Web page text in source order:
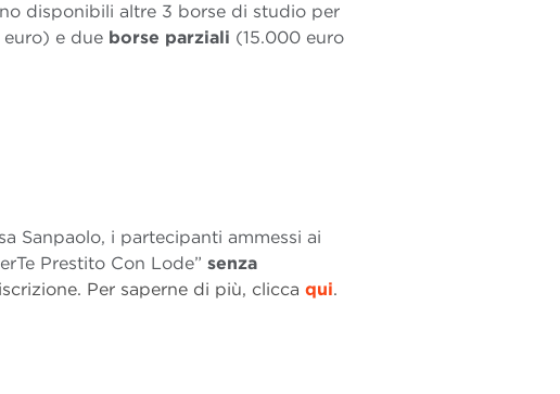
disponibili altre 3 borse di studio per
e due borse parziali (15.000 euro
Sanpaolo, i partecipanti ammessi ai
Prestito Con Lode” senza
Per saperne di più, clicca qui.